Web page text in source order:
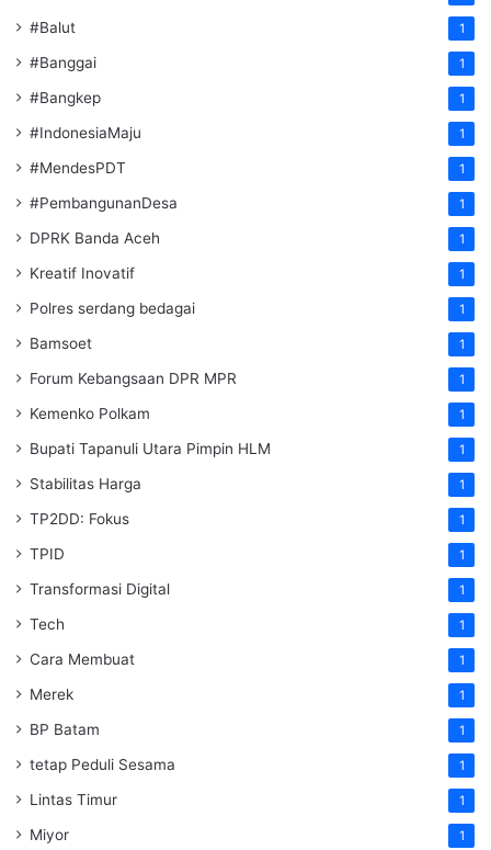
#Balut 1
#Banggai 1
#Bangkep 1
#IndonesiaMaju 1
#MendesPDT 1
#PembangunanDesa 1
DPRK Banda Aceh 1
Kreatif Inovatif 1
Polres serdang bedagai 1
Bamsoet 1
Forum Kebangsaan DPR MPR 1
Kemenko Polkam 1
‎Bupati Tapanuli Utara Pimpin HLM 1
Stabilitas Harga 1
TP2DD: Fokus 1
TPID 1
Transformasi Digital 1
Tech 1
Cara Membuat 1
Merek 1
BP Batam 1
tetap Peduli Sesama 1
Lintas Timur 1
Miyor 1